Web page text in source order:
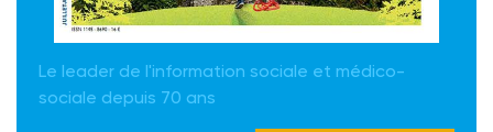
Le leader de l'information sociale et médico-
sociale depuis 70 ans